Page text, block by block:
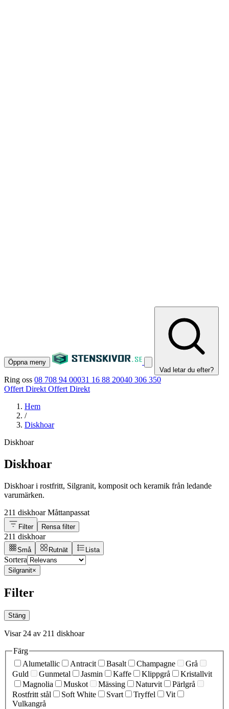
Öppna meny
Vad letar du efter?
Ring oss 08 708 94 00031 16 88 20040 306 350
Offert Direkt Offert Direkt
Hem
/
Diskhoar
Diskhoar
Diskhoar
Diskhoar i rostfritt, Silgranit, komposit och keramik från ledande
varumärken.
211 diskhoar Måttanpassat
Filter Rensa filter
211 diskhoar
Små Rutnät Lista
Sortera
Silgranit×
Filter
Stäng
Visar 24 av 211 diskhoar
Färg
Alumetallic
Antracit Basalt Champagne
Grå
Guld
Gunmetal Jasmin Kaffe Klippgrå
Kristallvit
Magnolia
Muskot Mässing Naturvit
Pärlgrå
Rostfritt stål
Soft White Svart Tryffel
Vit
Vulkangrå